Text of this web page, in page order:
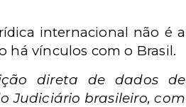
internacional não é a
há vínculos com o Brasil.
direta de dados de
Judiciário brasileiro, com